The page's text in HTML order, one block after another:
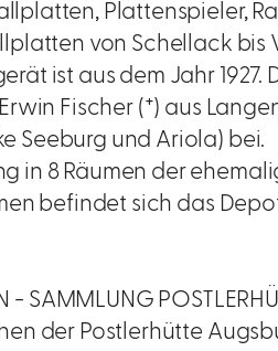
Plattenspieler,
von Schellack bis
ist aus dem Jahr 1927.
Fischer (†) aus
Seeburg und Ariola) bei.
in 8 Räumen der
befindet sich das
- SAMMLUNG
der Postlerhütte